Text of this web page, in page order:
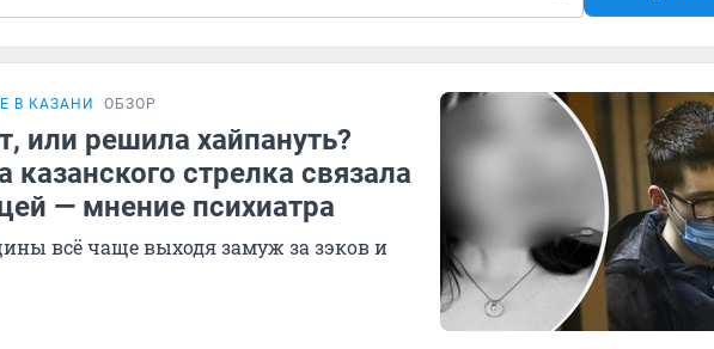
В КАЗАНИ ОБЗОР
или решила хайпануть?
стрелка связала
— мнение психиатра
всё чаще выходя замуж за зэков и